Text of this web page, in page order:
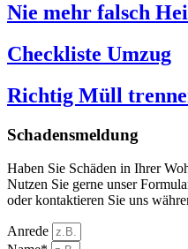
Nie mehr falsch
Checkliste Umzug
Richtig Müll
Schadensmeldung
Haben Sie Schäden in Ihrer
Nutzen Sie gerne unser
oder kontaktieren Sie uns
Anrede